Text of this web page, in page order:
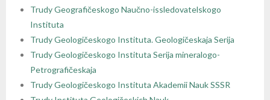
Trudy Geografičeskogo Naučno-issledovatelskogo
Instituta
Trudy Geologičeskogo Instituta. Geologičeskaja Serija
Trudy Geologičeskogo Instituta Serija mineralogo-
Petrografičeskaja
Trudy Geologičeskogo Instituta Akademii Nauk SSSR